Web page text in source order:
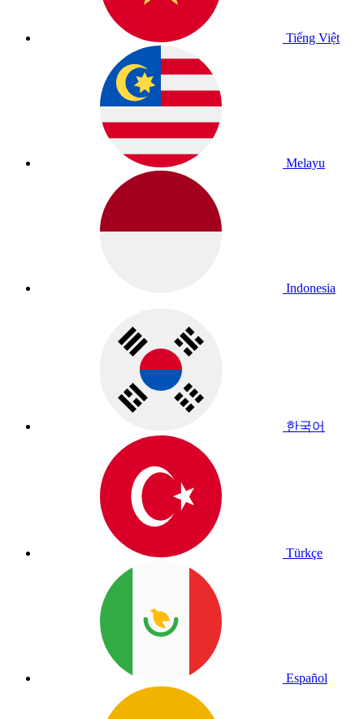
Tiếng Việt
Melayu
Indonesia
한국어
Türkçe
Español